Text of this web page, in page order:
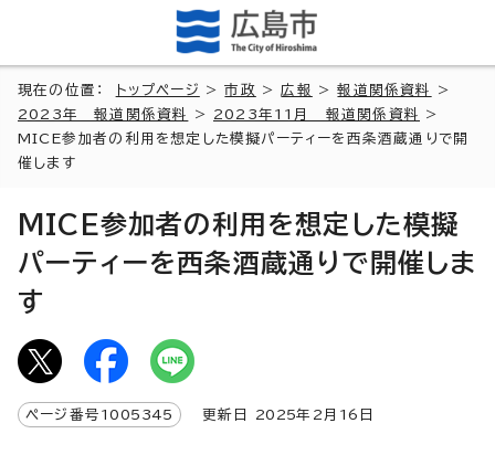
現在の位置： トップページ >市政 >広報 >報道関係資料
>
2023年 報道関係資料
> 2023年11月 報道関係資料
>
MICE参加者の利用を想定した模擬パーティーを西条酒蔵通りで開
催します
MICE参加者の利用を想定した模擬
パーティーを西条酒蔵通りで開催しま
す
ページ番号 1005345 更新日 2025年2月 16 日